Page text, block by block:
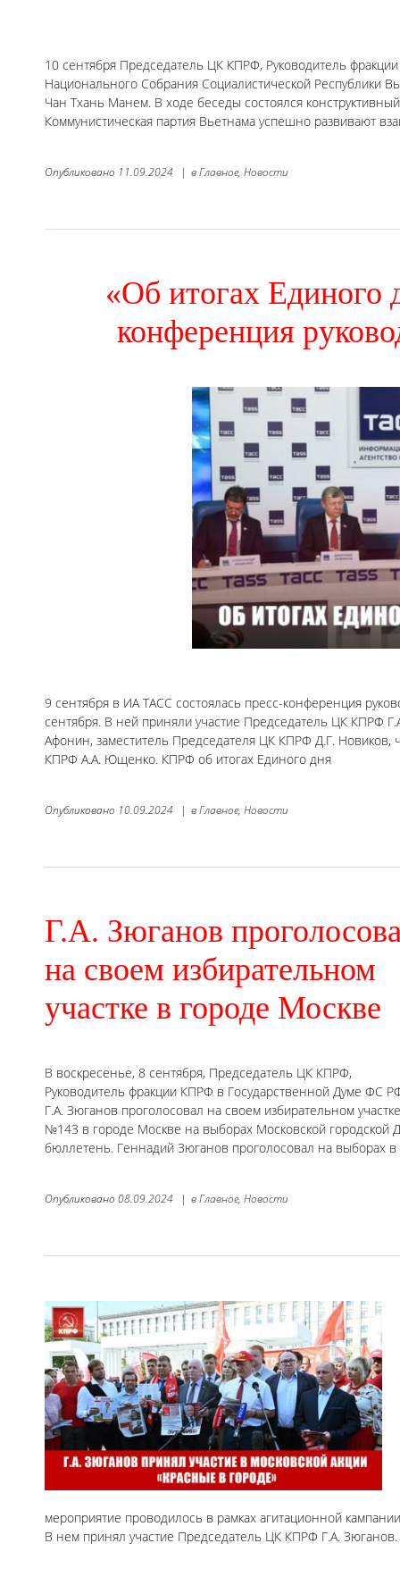
10 сентября Председатель ЦК КПРФ, Руководитель
Национального Собрания Социалистической Республики
Чан Тхань Манем. В ходе беседы состоялся
Коммунистическая партия Вьетнама успешно развивают
Опубликовано 11.09.2024 | вГлавное, Новости
«Об итогах Единого
конференция
9 сентября в ИА ТАСС состоялась пресс-конференция
сентября. В ней приняли участие Председатель ЦК КПРФ
Афонин, заместитель Председателя ЦК КПРФ Д.Г.
КПРФ А.А. Ющенко. КПРФ об итогах Единого дня
Опубликовано 10.09.2024 | вГлавное, Новости
Г.А. Зюганов
на своем избирательном
участке в городе Москве
В воскресенье, 8 сентября, Председатель ЦК КПРФ,
Руководитель фракции КПРФ в Государственной Думе ФС
Г.А. Зюганов проголосовал на своем избирательном участке
№143 в городе Москве на выборах Московской
бюллетень. Геннадий Зюганов проголосовал на выборах
Опубликовано 08.09.2024 | вГлавное, Новости
мероприятие проводилось в рамках агитационной
В нем принял участие Председатель ЦК КПРФ Г.А.